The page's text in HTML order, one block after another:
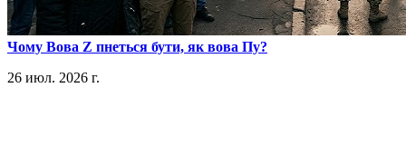
​Чому Вова Z пнеться бути, як вова Пу?
26 июл. 2026 г.